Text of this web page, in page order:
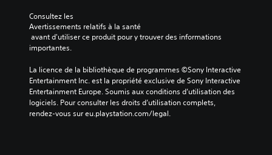
Consultez les
Avertissements relatifs à la santé
importantes.
La licence de la bibliothèque de programmes ©Sony Interactive
Entertainment Inc. est la propriété exclusive de Sony Interactive
Entertainment Europe. Soumis aux conditions d’utilisation des
logiciels. Pour consulter les droits d’utilisation complets,
rendez-vous sur eu.playstation.com/legal.